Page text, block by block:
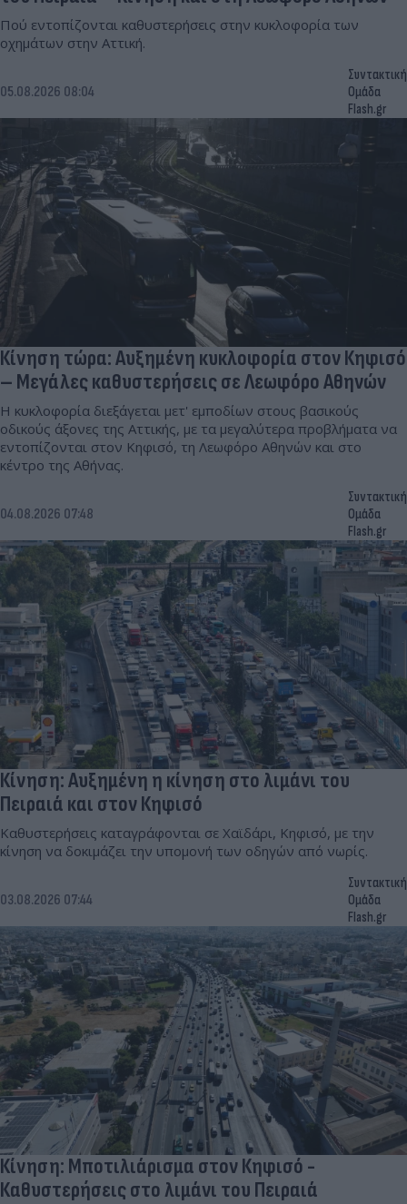
Πού εντοπίζονται καθυστερήσεις στην κυκλοφορία των
οχημάτων στην Αττική.
05.08.2026 08:04
Συντακτική
Ομάδα
Flash.gr
Κίνηση τώρα: Αυξημένη κυκλοφορία στον Κηφισό
– Μεγάλες καθυστερήσεις σε Λεωφόρο Αθηνών
Η κυκλοφορία διεξάγεται μετ' εμποδίων στους βασικούς
οδικούς άξονες της Αττικής, με τα μεγαλύτερα προβλήματα να
εντοπίζονται στον Κηφισό, τη Λεωφόρο Αθηνών και στο
κέντρο της Αθήνας.
04.08.2026 07:48
Συντακτική
Ομάδα
Flash.gr
Κίνηση: Αυξημένη η κίνηση στο λιμάνι του
Πειραιά και στον Κηφισό
Καθυστερήσεις καταγράφονται σε Χαϊδάρι, Κηφισό, με την
κίνηση να δοκιμάζει την υπομονή των οδηγών από νωρίς.
03.08.2026 07:44
Συντακτική
Ομάδα
Flash.gr
Κίνηση: Μποτιλιάρισμα στον Κηφισό -
Καθυστερήσεις στο λιμάνι του Πειραιά